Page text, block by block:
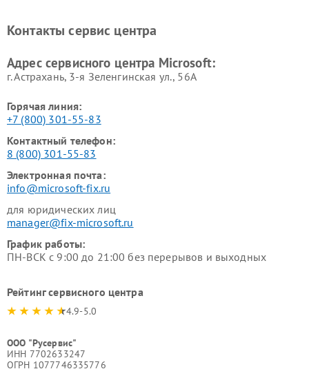
Контакты сервис центра
Адрес сервисного центра Microsoft:
г. Астрахань, 3-я Зеленгинская ул., 56А
Горячая линия:
+7 (800) 301-55-83
Контактный телефон:
8 (800) 301-55-83
Электронная почта:
info@microsoft-fix.ru
для юридических лиц
manager@fix-microsoft.ru
График работы:
ПН-ВСК с 9:00 до 21:00 без перерывов и выходных
Рейтинг сервисного центра
4.9-5.0
ООО "Русервис"
ИНН 7702633247
ОГРН 1077746335776